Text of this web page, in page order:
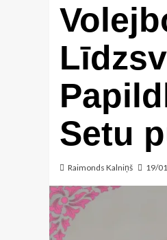
Setu
Raimonds Kalniņš 19/